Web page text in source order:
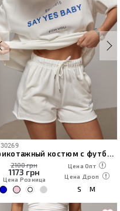
30269
Трикотажный костюм с футболкой и шортами
2100 грн
1173 грн
Цена Розница
Цена Опт
Цена Дроп
S M